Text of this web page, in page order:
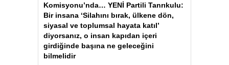
Komisyonu’nda… YENİ Partili Tanrıkulu:
Bir insana ‘Silahını bırak, ülkene dön,
siyasal ve toplumsal hayata katıl’
diyorsanız, o insan kapıdan içeri
girdiğinde başına ne geleceğini
bilmelidir